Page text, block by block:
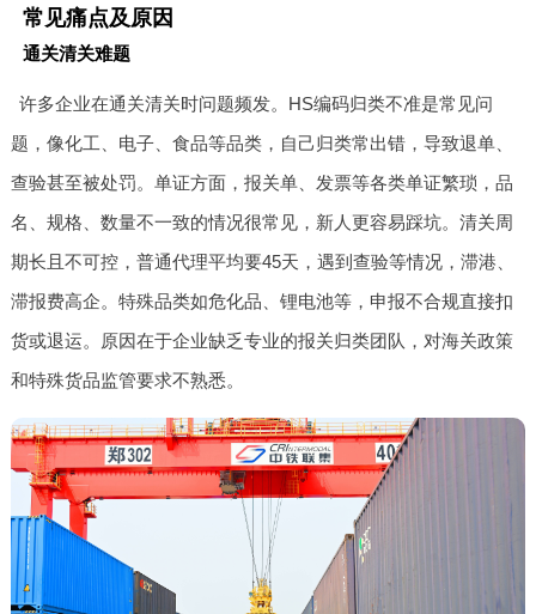
常见痛点及原因
通关清关难题
许多企业在通关清关时问题频发。HS编码归类不准是常见问
题，像化工、电子、食品等品类，自己归类常出错，导致退单、
查验甚至被处罚。单证方面，报关单、发票等各类单证繁琐，品
名、规格、数量不一致的情况很常见，新人更容易踩坑。清关周
期长且不可控，普通代理平均要45天，遇到查验等情况，滞港、
滞报费高企。特殊品类如危化品、锂电池等，申报不合规直接扣
货或退运。原因在于企业缺乏专业的报关归类团队，对海关政策
和特殊货品监管要求不熟悉。